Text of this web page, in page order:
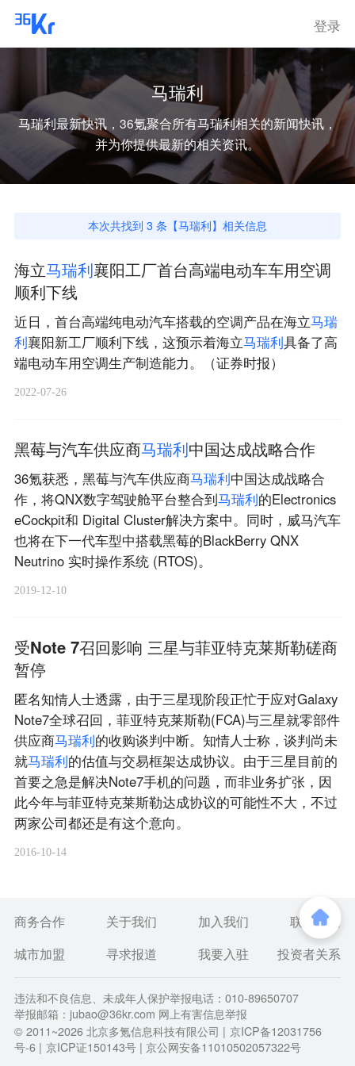
登录
马瑞利
马瑞利最新快讯，36氪聚合所有马瑞利相关的新闻快讯，
并为你提供最新的相关资讯。
本次共找到 3 条【马瑞利】相关信息
海立马瑞利襄阳工厂首台高端电动车车用空调
顺利下线
近日，首台高端纯电动汽车搭载的空调产品在海立马瑞
利襄阳新工厂顺利下线，这预示着海立马瑞利具备了高
端电动车用空调生产制造能力。（证券时报）
2022-07-26
黑莓与汽车供应商马瑞利中国达成战略合作
36氪获悉，黑莓与汽车供应商马瑞利中国达成战略合
作，将QNX数字驾驶舱平台整合到马瑞利的Electronics
eCockpit和 Digital Cluster解决方案中。同时，威马汽车
也将在下一代车型中搭载黑莓的BlackBerry QNX
Neutrino 实时操作系统 (RTOS)。
2019-12-10
受Note 7召回影响 三星与菲亚特克莱斯勒磋商
暂停
匿名知情人士透露，由于三星现阶段正忙于应对Galaxy
Note7全球召回，菲亚特克莱斯勒(FCA)与三星就零部件
供应商马瑞利的收购谈判中断。知情人士称，谈判尚未
就马瑞利的估值与交易框架达成协议。由于三星目前的
首要之急是解决Note7手机的问题，而非业务扩张，因
此今年与菲亚特克莱斯勒达成协议的可能性不大，不过
两家公司都还是有这个意向。
2016-10-14
商务合作 关于我们 加入我们
联系我们
城市加盟
寻求报道 我要入驻 投资者关系
违法和不良信息、未成年人保护举报电话：010-89650707
举报邮箱：jubao@36kr.com 网上有害信息举报
© 2011~2026北京多氪信息科技有限公司 | 京ICP备12031756
号-6 | 京ICP证150143号 | 京公网安备11010502057322号